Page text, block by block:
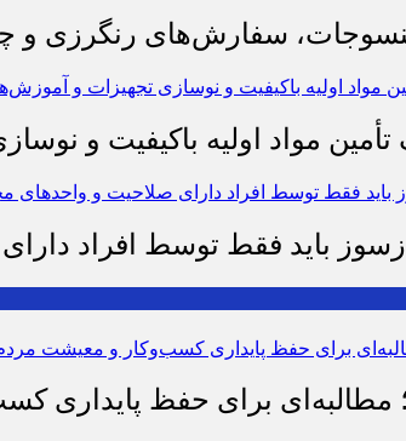
سفارش‌های رنگرزی و
مواد اولیه باکیفیت و
باید فقط توسط افراد
مطالبه‌ای برای حفظ پایداری